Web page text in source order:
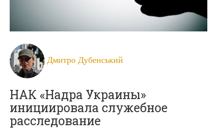
Дмитро Дубенський
НАК «Надра Украины»
инициировала служебное
расследование